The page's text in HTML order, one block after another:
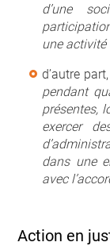
d’une
une activité
d’autre
pendant
présentes,
exercer
dans une
avec
Action en